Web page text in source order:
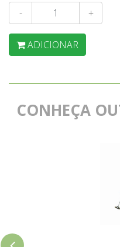
- +
ADICIONAR
CONHEÇA